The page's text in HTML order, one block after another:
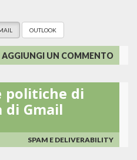
OUTLOOK
AGGIUNGI UN COMMENTO
politiche di
di Gmail
SPAM E DELIVERABILITY